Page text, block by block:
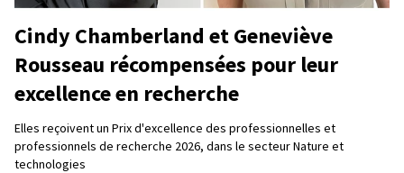
Cindy Chamberland et Geneviève
Rousseau récompensées pour leur
excellence en recherche
Elles reçoivent un Prix d'excellence des professionnelles et
professionnels de recherche 2026, dans le secteur Nature et
technologies